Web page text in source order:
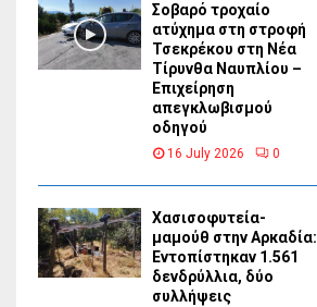
Σοβαρό τροχαίο
ατύχημα στη στροφή
Τσεκρέκου στη Νέα
Τίρυνθα Ναυπλίου –
Επιχείρηση
απεγκλωβισμού
οδηγού
16 July 2026 0
Χασισοφυτεία-
μαμούθ στην Αρκαδία:
Εντοπίστηκαν 1.561
δενδρύλλια, δύο
συλλήψεις